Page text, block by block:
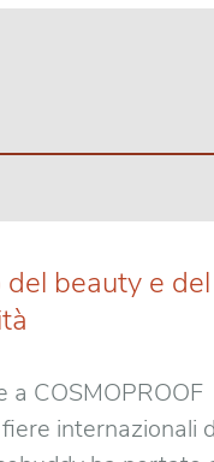
beauty e del
COSMOPROOF
internazionali